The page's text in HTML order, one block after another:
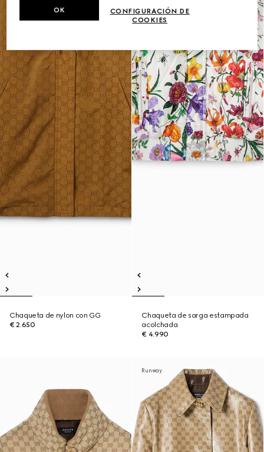
Chaqueta de nylon con GG
€ 2.650
Chaqueta de sarga estampada
acolchada
€ 4.990
Runway
CONFIGURACIÓN DE
COOKIES
OK